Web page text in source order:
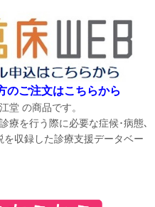
のご注文はこちらから
堂 の商品です。
療を行う際に必要な症候･病態､
収録した診療支援データベー